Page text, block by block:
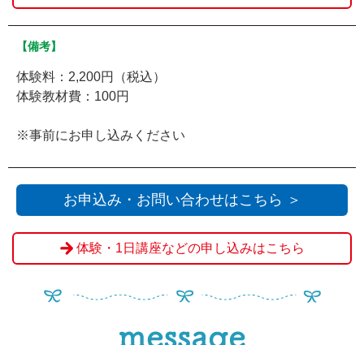
【備考】
体験料：2,200円（税込）
体験教材費：100円
※事前にお申し込みください
お申込み・お問い合わせはこちら ＞
体験・1日講座などの申し込みはこちら